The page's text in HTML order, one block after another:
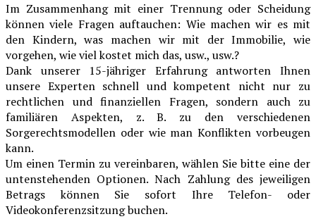
Im Zusammenhang mit einer Trennung oder Scheidung
können viele Fragen auftauchen: Wie machen wir es mit
den Kindern, was machen wir mit der Immobilie, wie
vorgehen, wie viel kostet mich das, usw., usw.?
Dank unserer 15-jähriger Erfahrung antworten Ihnen
unsere Experten schnell und kompetent nicht nur zu
rechtlichen und finanziellen Fragen, sondern auch zu
familiären Aspekten, z. B. zu den verschiedenen
Sorgerechtsmodellen oder wie man Konflikten vorbeugen
kann.
Um einen Termin zu vereinbaren, wählen Sie bitte eine der
untenstehenden Optionen. Nach Zahlung des jeweiligen
Betrags können Sie sofort Ihre Telefon- oder
Videokonferenzsitzung buchen.